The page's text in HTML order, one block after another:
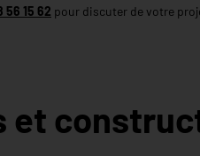
56 15 62 pour discuter de votre
et